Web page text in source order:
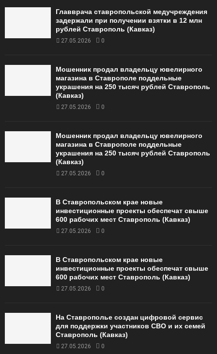
Главврача ставропольской медучреждения
задержали при получении взятки в 12 млн
рублей Ставрополь (Кавказ)
27.05.2026 0
Мошенник продал владельцу ювелирного
магазина в Ставрополе поддельные
украшения на 250 тысяч рублей Ставрополь
(Кавказ)
27.05.2026 0
Мошенник продал владельцу ювелирного
магазина в Ставрополе поддельные
украшения на 250 тысяч рублей Ставрополь
(Кавказ)
27.05.2026 0
В Ставропольском крае новые
инвестиционные проекты обеспечат свыше
600 рабочих мест Ставрополь (Кавказ)
27.05.2026 0
В Ставропольском крае новые
инвестиционные проекты обеспечат свыше
600 рабочих мест Ставрополь (Кавказ)
27.05.2026 0
На Ставрополье создан цифровой сервис
для поддержки участников СВО и их семей
Ставрополь (Кавказ)
27.05.2026 0